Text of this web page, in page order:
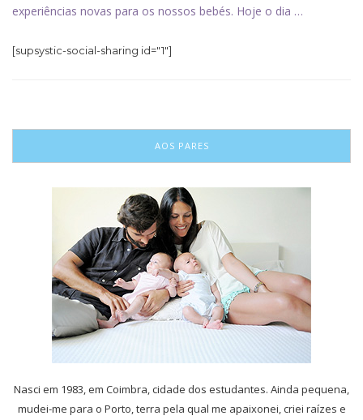
experiências novas para os nossos bebés. Hoje o dia …
[supsystic-social-sharing id="1"]
AOS PARES
Nasci em 1983, em Coimbra, cidade dos estudantes. Ainda pequena,
mudei-me para o Porto, terra pela qual me apaixonei, criei raízes e